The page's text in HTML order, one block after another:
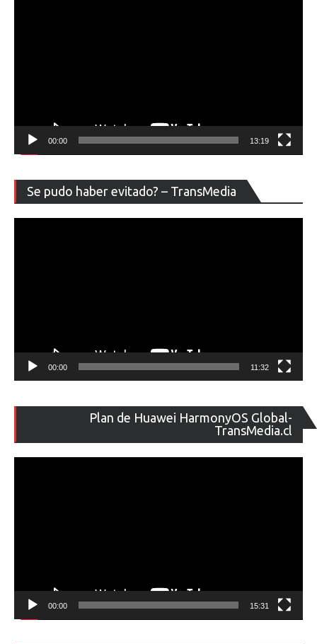
00:00 13:19
Se pudo haber evitado? – TransMedia
de
00:00 11:32
Plan de Huawei HarmonyOS Global-
TransMedia.cl
de
00:00 15:31